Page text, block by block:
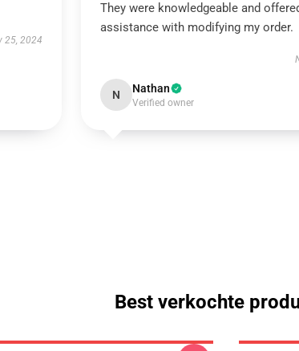
25, 2024
They were knowledgeable and
assistance with modifying my order.
N Nathan
Verified owner
Best verkochte